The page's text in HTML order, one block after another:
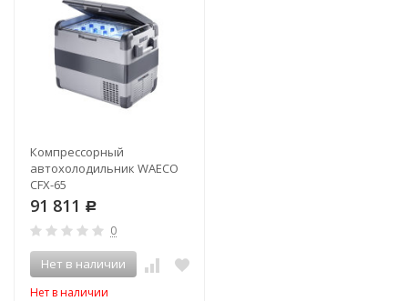
Компрессорный
автохолодильник WAECO
CFX-65
91 811 Р
0
Нет в наличии
Нет в наличии